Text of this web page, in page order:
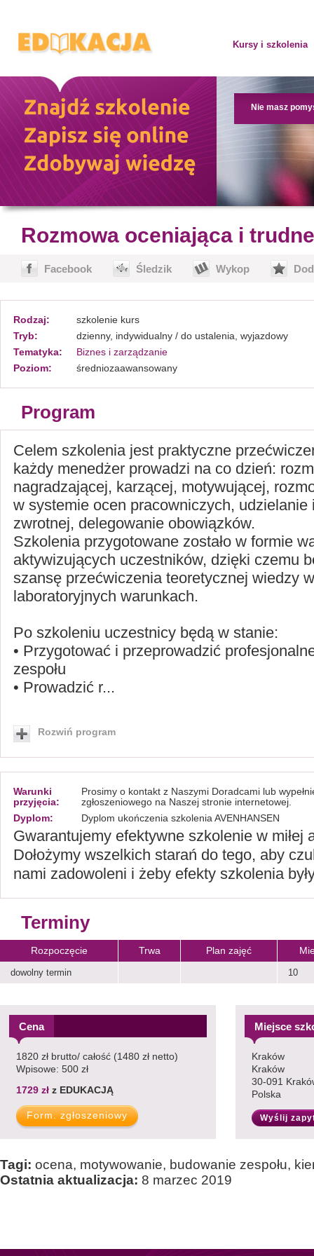
Kursy i szkolenia
Nie masz
Rozmowa oceniająca i
Facebook Śledzik Wykop
Rodzaj:
szkolenie kurs
Tryb:
dzienny, indywidualny / do ustalenia, wyjazdowy
Tematyka:
Biznes i zarządzanie
Poziom:
średniozaawansowany
Program
Celem szkolenia jest praktyczne
każdy menedżer prowadzi na co dzień:
nagradzającej, karzącej, motywującej,
w systemie ocen pracowniczych, udzielanie
zwrotnej, delegowanie obowiązków.
Szkolenia przygotowane zostało w formie
aktywizujących uczestników, dzięki czemu
szansę przećwiczenia teoretycznej wiedzy
laboratoryjnych warunkach.
Po szkoleniu uczestnicy będą w stanie:
• Przygotować i przeprowadzić
zespołu
• Prowadzić r...
Rozwiń program
Warunki
przyjęcia:
Prosimy o kontakt z Naszymi Doradcami lub
zgłoszeniowego na Naszej stronie internetowej.
Dyplom:
Dyplom ukończenia szkolenia AVENHANSEN
Gwarantujemy efektywne szkolenie w miłej
Dołożymy wszelkich starań do tego, aby
nami zadowoleni i żeby efekty szkolenia
Terminy
Rozpoczęcie Trwa Plan zajęć
dowolny termin 10
Cena
1820 zł brutto/ całość (1480 zł netto)
Wpisowe: 500 zł
1729 zł z EDUKACJĄ
Miejsce
Kraków
Kraków
30-091
Polska
Wyślij
Tagi: ocena, motywowanie, budowanie zespołu,
Ostatnia aktualizacja: 8 marzec 2019